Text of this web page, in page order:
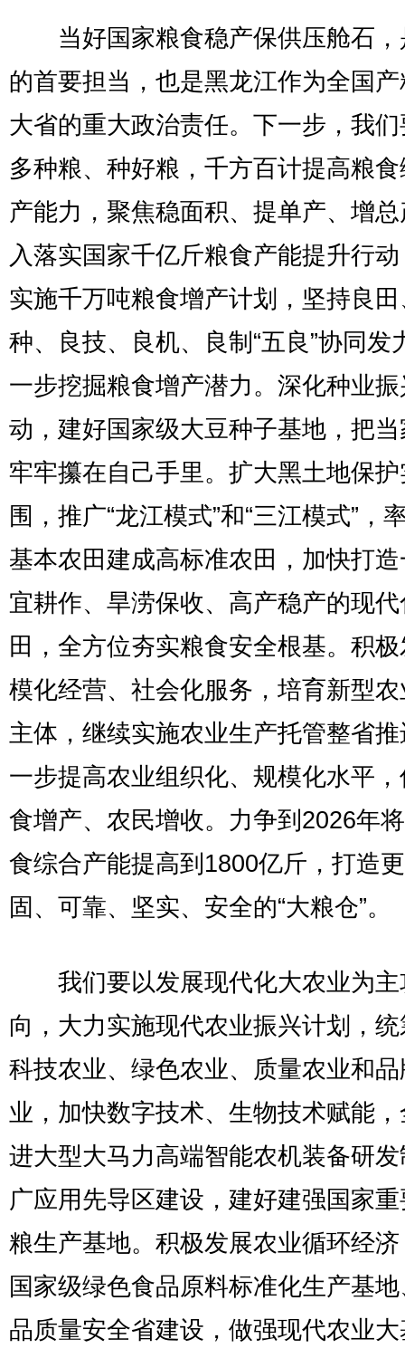
当好国家粮食稳产保供压舱石，
的首要担当，也是黑龙江作为全国
大省的重大政治责任。下一步，我
多种粮、种好粮，千方百计提高粮
产能力，聚焦稳面积、提单产、增
入落实国家千亿斤粮食产能提升行
实施千万吨粮食增产计划，坚持良
种、良技、良机、良制“五良”协同发
一步挖掘粮食增产潜力。深化种业
动，建好国家级大豆种子基地，把
牢牢攥在自己手里。扩大黑土地保
围，推广“龙江模式”和“三江模式”，
基本农田建成高标准农田，加快打
宜耕作、旱涝保收、高产稳产的现
田，全方位夯实粮食安全根基。积
模化经营、社会化服务，培育新型
主体，继续实施农业生产托管整省
一步提高农业组织化、规模化水平
食增产、农民增收。力争到2026年
食综合产能提高到1800亿斤，打造
固、可靠、坚实、安全的“大粮仓”。
我们要以发展现代化大农业为主
向，大力实施现代农业振兴计划，
科技农业、绿色农业、质量农业和
业，加快数字技术、生物技术赋能
进大型大马力高端智能农机装备研
广应用先导区建设，建好建强国家
粮生产基地。积极发展农业循环经
国家级绿色食品原料标准化生产基
品质量安全省建设，做强现代农业